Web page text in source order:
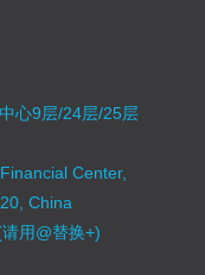
心9层/24层/25层
Center,
China
用@替换+)